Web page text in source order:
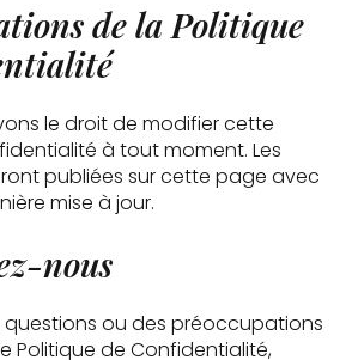
de la Politique
le droit de modifier cette
à tout moment. Les
publiées sur cette page avec
mise à jour.
nous
questions ou des préoccupations
Politique de Confidentialité,